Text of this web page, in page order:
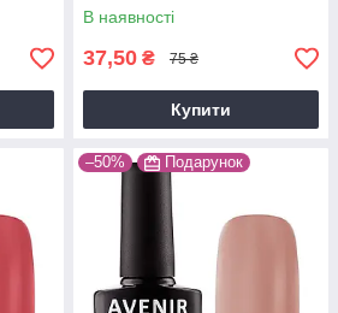
В наявності
37,50 ₴ 75 ₴
Купити
–50% Подарунок